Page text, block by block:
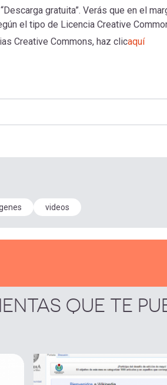
gratuita”. Verás que en el
el tipo de Licencia Creative
Creative Commons, haz clicaquí
videos
QUE TE